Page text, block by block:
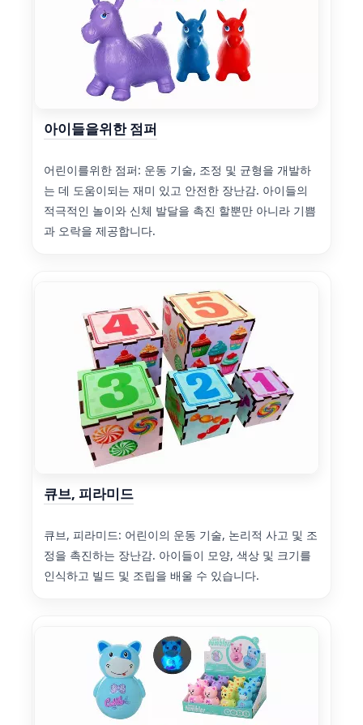
아이들을위한 점퍼
어린이를위한 점퍼: 운동 기술, 조정 및 균형을 개발하
는 데 도움이되는 재미 있고 안전한 장난감. 아이들의
적극적인 놀이와 신체 발달을 촉진 할뿐만 아니라 기쁨
과 오락을 제공합니다.
큐브, 피라미드
큐브, 피라미드: 어린이의 운동 기술, 논리적 사고 및 조
정을 촉진하는 장난감. 아이들이 모양, 색상 및 크기를
인식하고 빌드 및 조립을 배울 수 있습니다.